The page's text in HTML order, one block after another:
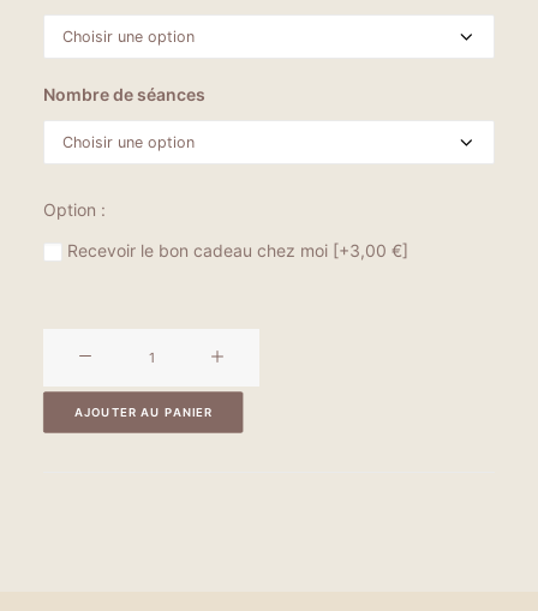
Nombre de séances
Option :
Recevoir le bon cadeau chez moi [+3,00 €]
Offrir
un
AJOUTER AU PANIER